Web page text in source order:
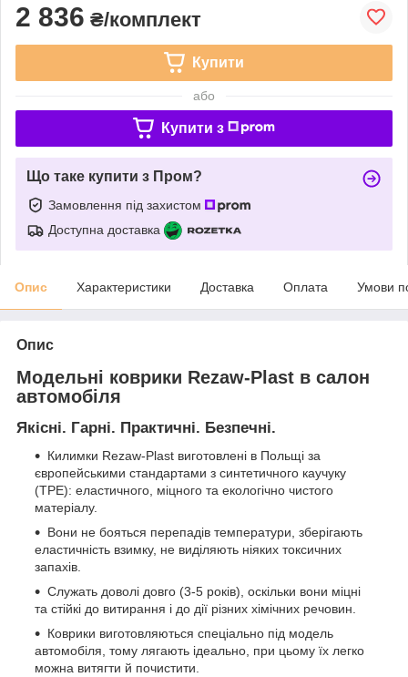
2 836 ₴/комплект
Купити
або
Купити з
Що таке купити з Пром?
Замовлення під захистом
Доступна доставка
Опис Характеристики Доставка Оплата Умови
Опис
Модельні коврики Rezaw-Plast в салон
автомобіля
Якісні. Гарні. Практичні. Безпечні.
Килимки Rezaw-Plast виготовлені в Польщі за
європейськими стандартами з синтетичного каучуку
(ТРЕ): еластичного, міцного та екологічно чистого
матеріалу.
Вони не бояться перепадів температури, зберігають
еластичність взимку, не виділяють ніяких токсичних
запахів.
Служать доволі довго (3-5 років), оскільки вони міцні
та стійкі до витирання і до дії різних хімічних речовин.
Коврики виготовляються спеціально під модель
автомобіля, тому лягають ідеально, при цьому їх легко
можна витягти й почистити.